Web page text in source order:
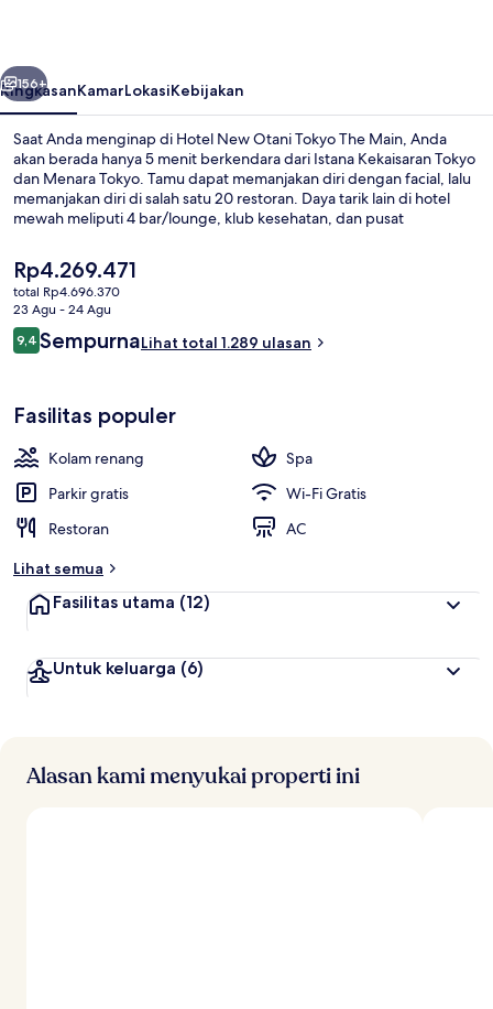
Main
Berikutnya
156+
RingkasanKamarLokasiKebijakan
Saat Anda menginap di Hotel New Otani Tokyo The Main, Anda
akan berada hanya 5 menit berkendara dari Istana Kekaisaran Tokyo
dan Menara Tokyo. Tamu dapat memanjakan diri dengan facial, lalu
memanjakan diri di salah satu 20 restoran. Daya tarik lain di hotel
mewah meliputi 4 bar/lounge, klub kesehatan, dan pusat
traveler. Properti ini berada dekat dengan transportasi umum:
Stasiun Fukuma berjarak 9 menit dan Stasiun Kojimachi berjarak 9
menit.
Harga
saat
ini
Rp4.269.471
Rp4.269.471
total Rp4.696.370
23 Agu - 24 Agu
Ulasan
9,49,4 dari 10
SempurnaLihat total 1.289 ulasan
Fasilitas populer
Kolam renang
Spa
Parkir gratis
Wi-Fi Gratis
Restoran
AC
Lihat semua
Fasilitas utama (12)
Untuk keluarga (6)
Alasan kami menyukai properti ini